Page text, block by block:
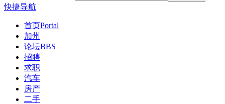
快捷导航
首页Portal
加州
论坛BBS
招聘
求职
汽车
房产
二手